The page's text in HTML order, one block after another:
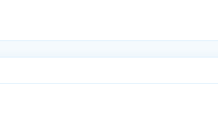
สาขาพิษณุโลก ออมทรัพย์ เลขที่ 263-